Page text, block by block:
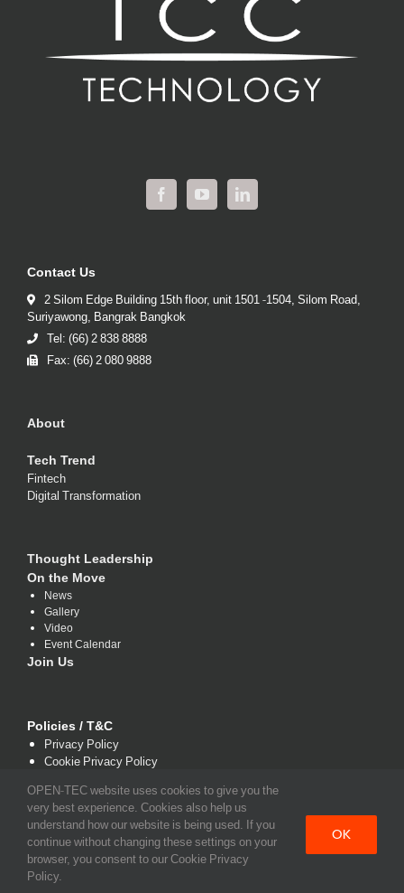
Contact Us
2 Silom Edge Building 15th floor, unit 1501 -1504, Silom Road,
Suriyawong, Bangrak Bangkok
Tel: (66) 2 838 8888
Fax: (66) 2 080 9888
About
Tech Trend
Fintech
Digital Transformation
Thought Leadership
On the Move
News
Gallery
Video
Event Calendar
Join Us
Policies / T&C
Privacy Policy
Cookie Privacy Policy
OPEN-TEC website uses cookies to give you the
very best experience. Cookies also help us
understand how our website is being used. If you
continue without changing these settings on your
browser, you consent to our Cookie Privacy
Policy.
OK